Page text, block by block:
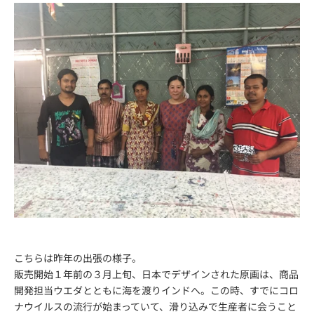
こちらは昨年の出張の様子。
販売開始１年前の３月上旬、日本でデザインされた原画は、商品
開発担当ウエダとともに海を渡りインドへ。この時、すでにコロ
ナウイルスの流行が始まっていて、滑り込みで生産者に会うこと